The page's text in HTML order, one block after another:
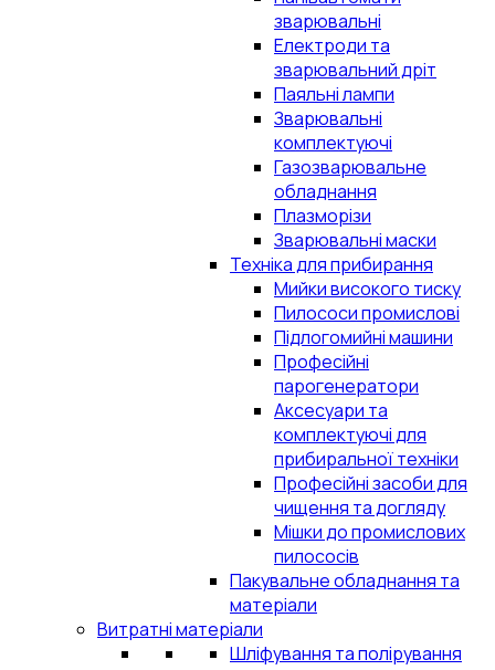
зварювальні
Електроди та
зварювальний дріт
Паяльні лампи
Зварювальні
комплектуючі
Газозварювальне
обладнання
Плазморізи
Зварювальні маски
Техніка для прибирання
Мийки високого тиску
Пилососи промислові
Підлогомийні машини
Професійні
парогенератори
Аксесуари та
комплектуючі для
прибиральної техніки
Професійні засоби для
чищення та догляду
Мішки до промислових
пилососів
Пакувальне обладнання та
матеріали
Витратні матеріали
Шліфування та полірування